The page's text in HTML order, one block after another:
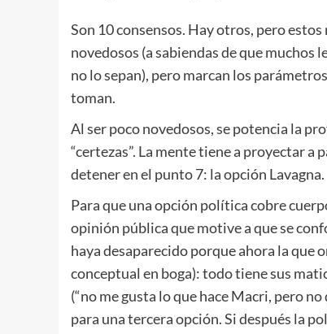
Son 10 consensos. Hay otros, pero
novedosos (a sabiendas de que
no lo sepan), pero marcan los
toman.
Al ser poco novedosos, se potencia la
“certezas”. La mente tiene a proyectar
detener en el punto 7: la opción Lavagna.
Para que una opción política cobre
opinión pública que motive a que se
haya desaparecido porque ahora la que
conceptual en boga): todo tiene sus
(“no me gusta lo que hace Macri, pero
para una tercera opción. Si después la